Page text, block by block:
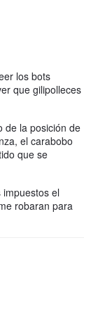
los bots
que gilipolleces
de la posición de
el carabobo
que se
el
robaran para